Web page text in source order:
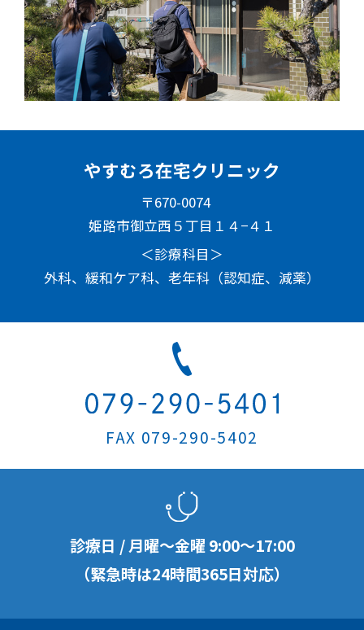
やすむろ在宅クリニック
〒670-0074
姫路市御立西５丁目１４−４１
＜診療科目＞
外科、緩和ケア科、老年科（認知症、減薬）
FAX 079-290-5402
診療日 / 月曜〜金曜9:00〜17:00
（緊急時は24時間365日対応）